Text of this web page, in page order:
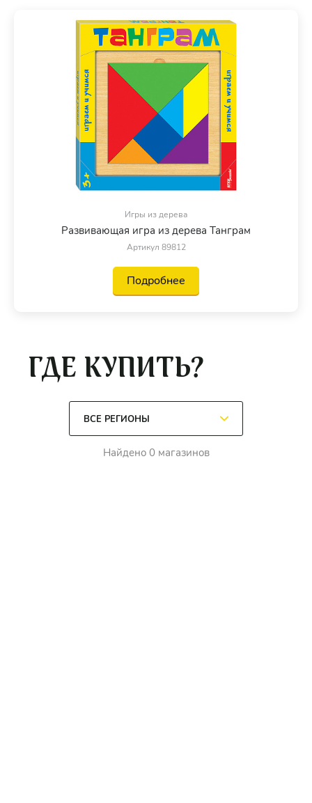
Игры из дерева
Развивающая игра из дерева Танграм
Артикул 89812
Подробнее
ГДЕ КУПИТЬ?
Найдено 0 магазинов